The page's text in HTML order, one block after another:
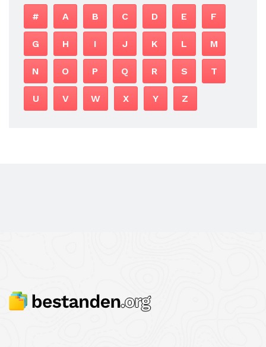
# A B C D E F
G H I J K L M
N O P Q R S T
U V W X Y Z